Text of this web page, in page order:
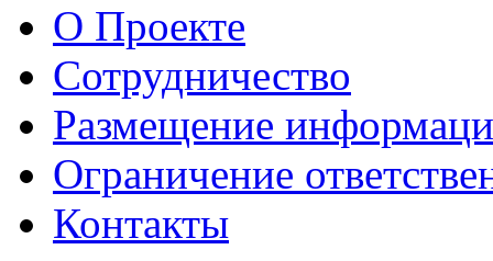
О Проекте
Сотрудничество
Размещение
Ограничение
Контакты